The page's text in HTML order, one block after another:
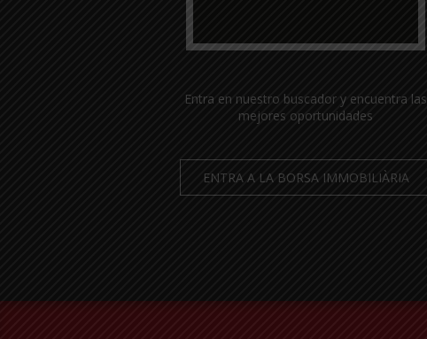
Entra en nuestro buscador y encuentra las
mejores oportunidades
ENTRA A LA BORSA IMMOBILIÀRIA